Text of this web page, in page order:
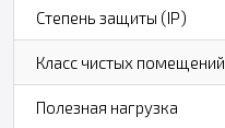
Степень защиты (IP)
Класс чистых помещений
Полезная нагрузка